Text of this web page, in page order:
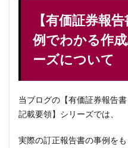
【有価証券報
例でわかる作
ーズについて
当ブログの【有価証券報告
記載要領】シリーズでは、
実際の訂正報告書の事例を